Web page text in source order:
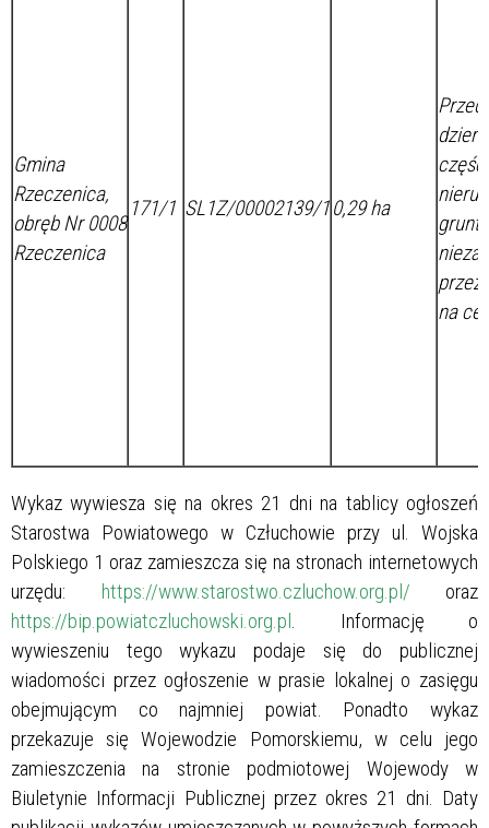
Gmina
Rzeczenica,
obręb Nr 0008
Rzeczenica
171/1 SL1Z/00002139/10,29 ha
część
na
Wykaz wywiesza się na okres 21 dni na tablicy ogłoszeń
Starostwa Powiatowego w Człuchowie przy ul. Wojska
Polskiego 1 oraz zamieszcza się na stronach internetowych
urzędu: https://www.starostwo.czluchow.org.pl/ oraz
https://bip.powiatczluchowski.org.pl. Informację o
wywieszeniu tego wykazu podaje się do publicznej
wiadomości przez ogłoszenie w prasie lokalnej o zasięgu
obejmującym co najmniej powiat. Ponadto wykaz
przekazuje się Wojewodzie Pomorskiemu, w celu jego
zamieszczenia na stronie podmiotowej Wojewody w
Biuletynie Informacji Publicznej przez okres 21 dni. Daty